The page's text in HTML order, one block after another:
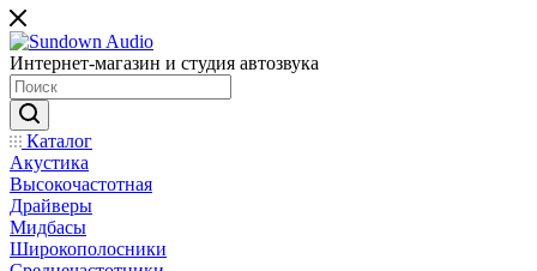
Интернет-магазин и студия автозвука
Каталог
Акустика
Высокочастотная
Драйверы
Мидбасы
Широкополосники